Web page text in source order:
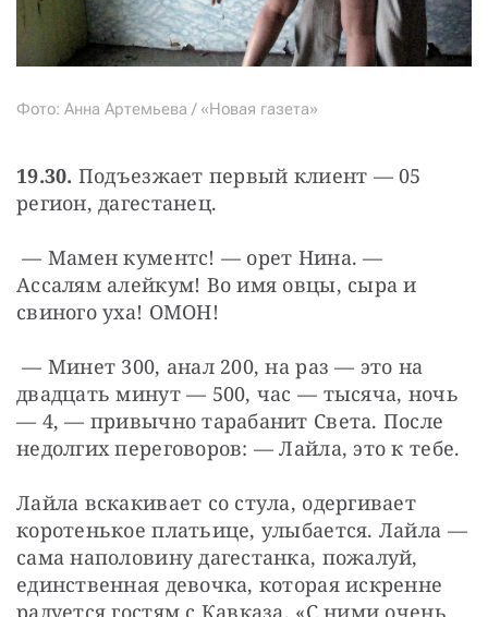
Фото: Анна Артемьева / «Новая газета»
19.30. Подъезжает первый клиент — 05
регион, дагестанец.
— Мамен кументс! — орет Нина. —
Ассалям алейкум! Во имя овцы, сыра и
свиного уха! ОМОН!
— Минет 300, анал 200, на раз — это на
двадцать минут — 500, час — тысяча, ночь
— 4, — привычно тарабанит Света. После
недолгих переговоров: — Лайла, это к тебе.
Лайла вскакивает со стула, одергивает
коротенькое платьице, улыбается. Лайла —
сама наполовину дагестанка, пожалуй,
единственная девочка, которая искренне
радуется гостям с Кавказа. «С ними очень